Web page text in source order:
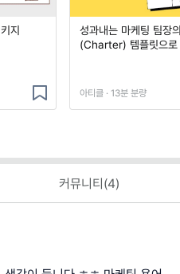
지
성과내는 마케팅 팀장
(Charter) 템플릿으로
아티클 · 13분 분량
커뮤니티(4)